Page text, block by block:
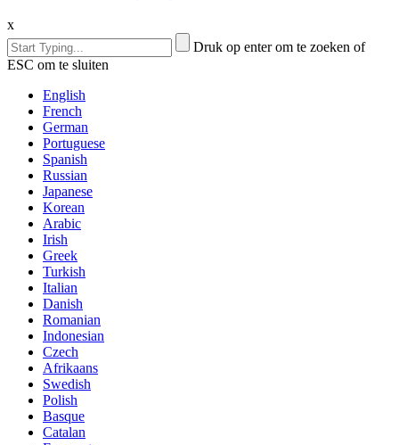
x
Druk op enter om te zoeken of
ESC om te sluiten
English
French
German
Portuguese
Spanish
Russian
Japanese
Korean
Arabic
Irish
Greek
Turkish
Italian
Danish
Romanian
Indonesian
Czech
Afrikaans
Swedish
Polish
Basque
Catalan